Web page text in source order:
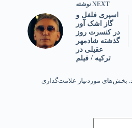
NEXT نوشته
اسپری فلفل و
گاز اشک آور
در کنسرت روز
گذشته شادمهر
عقیلی در
ترکیه / فیلم
بخش‌های موردنیاز علامت‌گذاری